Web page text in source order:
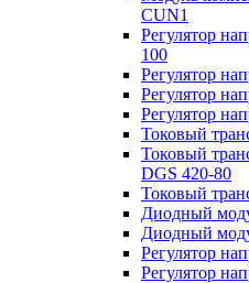
CUN1
Регулятор
100
Регулятор
Регулятор
Регулятор
Токовый
Токовый
DGS 420-80
Токовый
Диодный
Диодный
Регулятор
Регулятор